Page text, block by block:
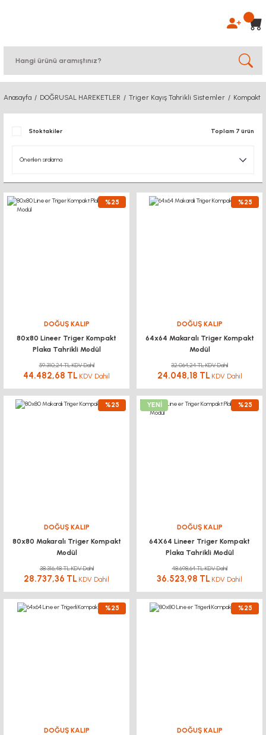
Anasayfa DOĞRUSAL HAREKETLER Triger Kayış Tahrikli Sistemler Kompakt
Stoktakiler Toplam 7 ürün
%25
DOĞUŞ KALIP
80x80 Lineer Triger Kompakt
Plaka Tahrikli Modül
59.310,24 TL KDV Dahil
44.482,68 TL KDV Dahil
%25
DOĞUŞ KALIP
64x64 Makaralı Triger Kompakt
Modül
32.064,24 TL KDV Dahil
24.048,18 TL KDV Dahil
%25
DOĞUŞ KALIP
80x80 Makaralı Triger Kompakt
Modül
38.316,48 TL KDV Dahil
28.737,36 TL KDV Dahil
YENİ %25
DOĞUŞ KALIP
64X64 Lineer Triger Kompakt
Plaka Tahrikli Modül
48.698,64 TL KDV Dahil
36.523,98 TL KDV Dahil
%25
DOĞUŞ KALIP
%25
DOĞUŞ KALIP